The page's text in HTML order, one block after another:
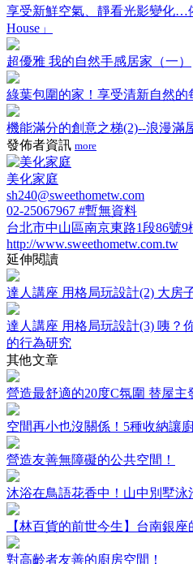
享受新鮮空氣、靜看光影變化…
House」
超優雅 我的自然手感居家（一）
綠葉包圍的家！享受清新自然的
機能滿分的創意之梯(2)--浪漫滿
發佈者資訊 more
美化家庭
sh240@sweethometw.com
02-25067967 #暫無資料
台北市中山區南京東路1段86號9
http://www.sweethometw.com.tw
延伸閱讀
達人講座 用格局玩設計(2) 大房
達人講座 用格局玩設計(3) 咦？
的行為研究
其他文章
營造最舒適的20度C氛圍 替屋主
空間再小也沒關係！5種收納讓
營造友善無障礙的公共空間！
沐浴在鳥語花香中！山中別墅泳
【林百貨的前世今生】台南銀座
對高齡者友善的廚房空間！